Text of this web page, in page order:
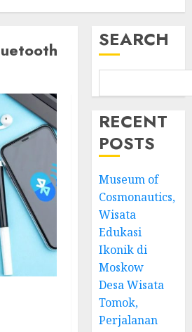
SEARCH
RECENT
POSTS
Museum of
Cosmonautics,
Wisata
Edukasi
Ikonik di
Moskow
Desa Wisata
Tomok,
Perjalanan